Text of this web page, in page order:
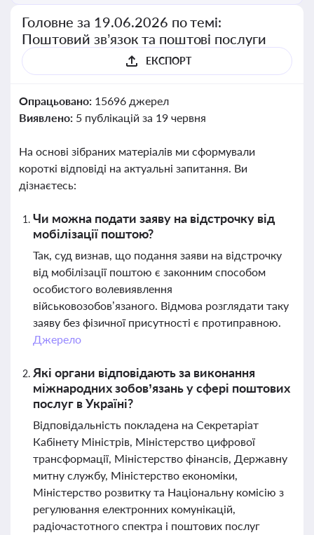
Головне за 19.06.2026 по темі:
Поштовий зв’язок та поштові послуги
ЕКСПОРТ
Опрацьовано: 15696 джерел
Виявлено: 5 публікацій за 19 червня
На основі зібраних матеріалів ми сформували
короткі відповіді на актуальні запитання. Ви
дізнаєтесь:
Чи можна подати заяву на відстрочку від
мобілізації поштою?
Так, суд визнав, що подання заяви на відстрочку
від мобілізації поштою є законним способом
особистого волевиявлення
військовозобов’язаного. Відмова розглядати таку
заяву без фізичної присутності є протиправною.
Джерело
Які органи відповідають за виконання
міжнародних зобов’язань у сфері поштових
послуг в Україні?
Відповідальність покладена на Секретаріат
Кабінету Міністрів, Міністерство цифрової
трансформації, Міністерство фінансів, Державну
митну службу, Міністерство економіки,
Міністерство розвитку та Національну комісію з
регулювання електронних комунікацій,
радіочастотного спектра і поштових послуг